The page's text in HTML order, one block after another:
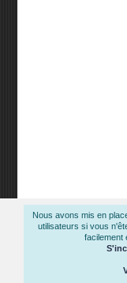
Nous avons mis en
utilisateurs si vous
facilement